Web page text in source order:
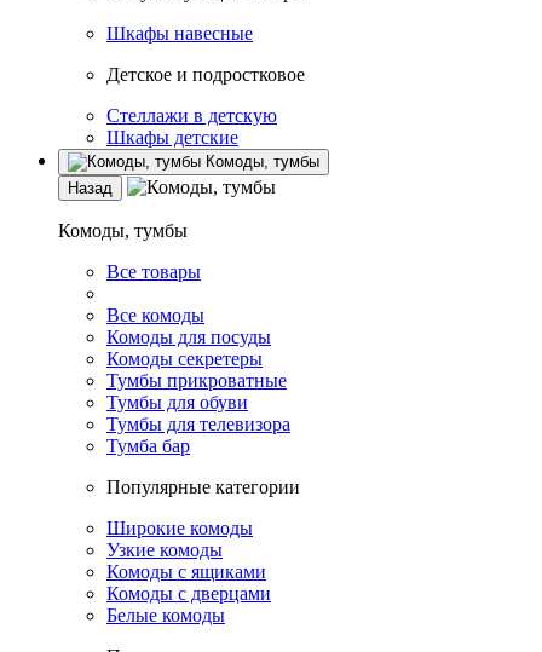
Шкафы навесные
Детское и подростковое
Стеллажи в детскую
Шкафы детские
Комоды, тумбы
Назад
Комоды, тумбы
Все товары
Все комоды
Комоды для посуды
Комоды секретеры
Тумбы прикроватные
Тумбы для обуви
Тумбы для телевизора
Тумба бар
Популярные категории
Широкие комоды
Узкие комоды
Комоды с ящиками
Комоды с дверцами
Белые комоды